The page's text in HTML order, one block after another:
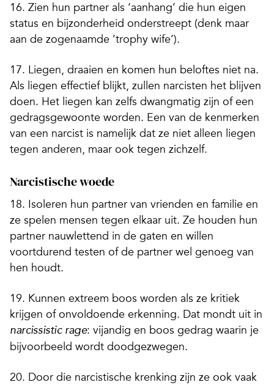
16. Zien hun partner als ‘aanhang’ die hun eigen
status en bijzonderheid onderstreept (denk maar
aan de zogenaamde ’trophy wife’).
17. Liegen, draaien en komen hun beloftes niet na.
Als liegen effectief blijkt, zullen narcisten het blijven
doen. Het liegen kan zelfs dwangmatig zijn of een
gedragsgewoonte worden. Een van de kenmerken
van een narcist is namelijk dat ze niet alleen liegen
tegen anderen, maar ook tegen zichzelf.
Narcistische woede
18. Isoleren hun partner van vrienden en familie en
ze spelen mensen tegen elkaar uit. Ze houden hun
partner nauwlettend in de gaten en willen
voortdurend testen of de partner wel genoeg van
hen houdt.
19. Kunnen extreem boos worden als ze kritiek
krijgen of onvoldoende erkenning. Dat mondt uit in
narcissistic rage: vijandig en boos gedrag waarin je
bijvoorbeeld wordt doodgezwegen.
20. Door die narcistische krenking zijn ze ook vaak